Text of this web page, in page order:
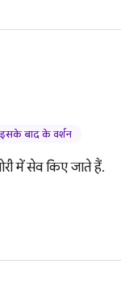
बाद के वर्शन
में सेव किए जाते हैं.